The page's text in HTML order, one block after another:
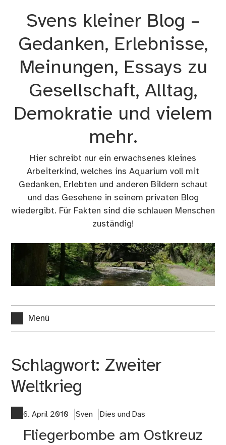
Svens kleiner Blog –
Gedanken, Erlebnisse,
Meinungen, Essays zu
Gesellschaft, Alltag,
Demokratie und vielem
mehr.
Hier schreibt nur ein erwachsenes kleines
Arbeiterkind, welches ins Aquarium voll mit
Gedanken, Erlebten und anderen Bildern schaut
und das Gesehene in seinem privaten Blog
wiedergibt. Für Fakten sind die schlauen Menschen
zuständig!
Menü
Schlagwort: Zweiter
Weltkrieg
6. April 2010 Sven Dies und Das
Fliegerbombe am Ostkreuz